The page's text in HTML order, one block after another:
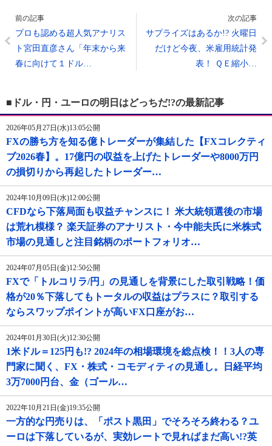
前の記事
プロも認める超人気アナリス
ト宮田直彦さん「年末から来
春に向けて１ドル…
次の記事
サプライズはあるか!? 火曜日
だけど今夜、米雇用統計発
表！ ＱＥ縮小…
■ドル・円・ユーロの明日はどっちだ!?の最新記事
2026年05月27日(水)13:05公開
FXの勝ち方を知る億トレーダーが集結した【FXコレクティ
ブ2026春】。17億円の収益を上げたトレーダーや8000万円
の損切りから再起したトレーダー…
2024年10月09日(水)12:00公開
CFDなら下落局面も収益チャンスに！ 米大統領選後の市場
は荒れ模様？ 楽天証券のアナリスト・今中能夫氏に米株式
市場の見通しと注目銘柄のポートフォリオ…
2024年07月05日(金)12:50公開
FXで「トルコリラ/円」の見通しを背景にした取引戦略！価
格が20％下落してもトータルの収益はプラスに？取引する
ならスワップポイントが高いFX口座がお…
2024年01月30日(火)12:30公開
1米ドル＝125円も!? 2024年の相場環境を総点検！！3人の専
門家に聞く、FX・株式・コモディティの見通し。日経平均
3万7000円台、金（ゴール…
2022年10月21日(金)19:35公開
一方的な円売りは、「ポスト黒田」でそろそろ終わる？ユ
ーロは下落しているが、実効レートで見ればまだ高い!?英